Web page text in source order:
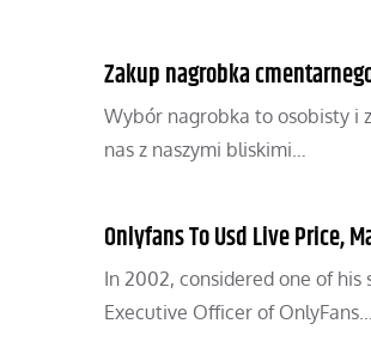
Zakup nagrobka
Wybór nagrobka to osobisty i
nas z naszymi bliskimi…
Onlyfans To Usd Live Price,
In 2002, considered one of
Executive Officer of OnlyFans…